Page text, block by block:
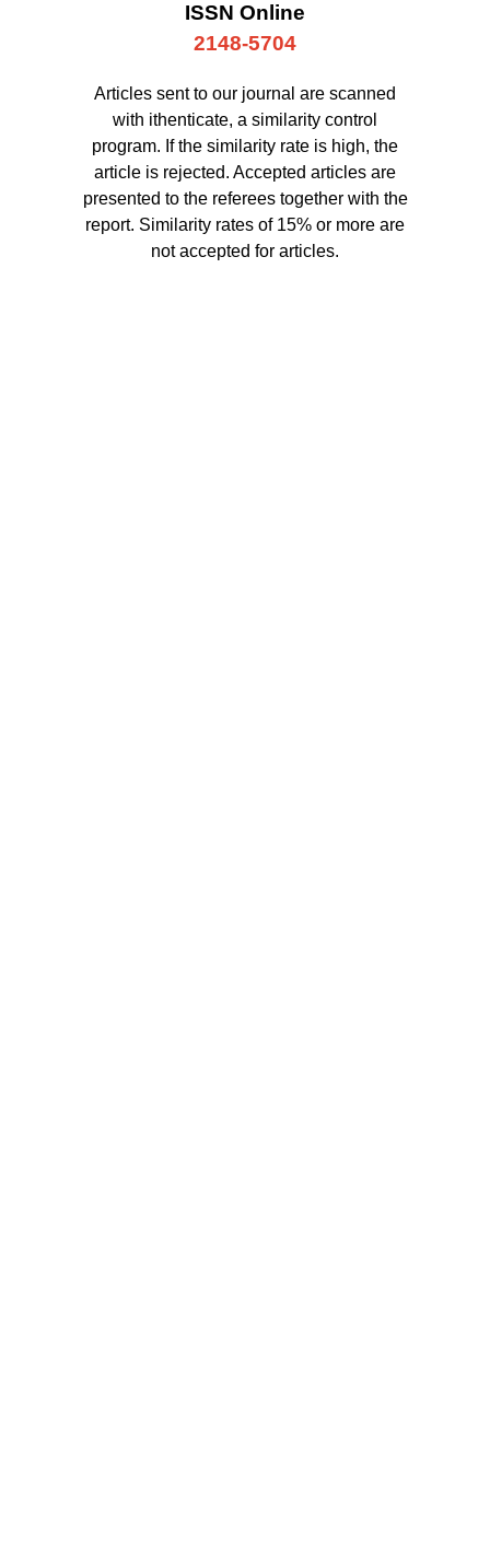
ISSN Online
2148-5704
Articles sent to our journal are scanned
with ithenticate, a similarity control
program. If the similarity rate is high, the
article is rejected. Accepted articles are
presented to the referees together with the
report. Similarity rates of 15% or more are
not accepted for articles.